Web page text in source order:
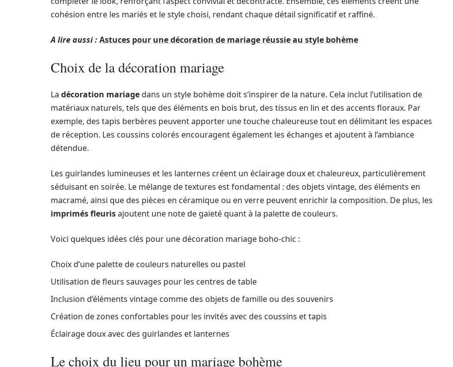
cohésion entre les mariés et le style choisi, rendant chaque détail significatif et raffiné.
A lire aussi :Astuces pour une décoration de mariage réussie au style bohème
Choix de la décoration mariage
La décoration mariagedans un style bohème doit s’inspirer de la nature. Cela inclut l’utilisation de
matériaux naturels, tels que des éléments en bois brut, des tissus en lin et des accents floraux. Par
exemple, des tapis berbères peuvent apporter une touche chaleureuse tout en délimitant les espaces
de réception. Les coussins colorés encouragent également les échanges et ajoutent à l’ambiance
détendue.
Les guirlandes lumineuses et les lanternes créent un éclairage doux et chaleureux, particulièrement
séduisant en soirée. Le mélange de textures est fondamental : des objets vintage, des éléments en
macramé, ainsi que des pièces en céramique ou en verre peuvent enrichir la composition. De plus, les
imprimés fleurisajoutent une note de gaieté quant à la palette de couleurs.
Voici quelques idées clés pour une décoration mariage boho-chic :
Choix d’une palette de couleurs naturelles ou pastel
Utilisation de fleurs sauvages pour les centres de table
Inclusion d’éléments vintage comme des objets de famille ou des souvenirs
Création de zones confortables pour les invités avec des coussins et tapis
Éclairage doux avec des guirlandes et lanternes
Le choix du lieu pour un mariage bohème